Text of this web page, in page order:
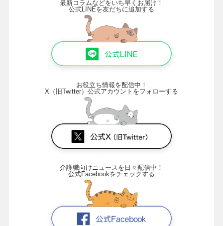
最新コラムなどをいち早くお届け！
公式LINEを友だちに追加する
お役立ち情報を配信中！
X（旧Twitter）公式アカウントをフォローする
介護職向けニュースを日々配信中！
公式Facebookをチェックする